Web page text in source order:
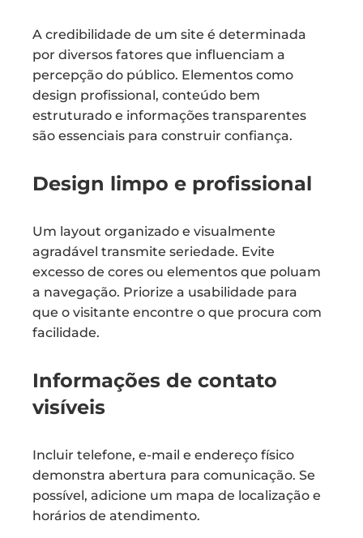
A credibilidade de um site é determinada
por diversos fatores que influenciam a
percepção do público. Elementos como
design profissional, conteúdo bem
estruturado e informações transparentes
são essenciais para construir confiança.
Design limpo e profissional
Um layout organizado e visualmente
agradável transmite seriedade. Evite
excesso de cores ou elementos que poluam
a navegação. Priorize a usabilidade para
que o visitante encontre o que procura com
facilidade.
Informações de contato
visíveis
Incluir telefone, e-mail e endereço físico
demonstra abertura para comunicação. Se
possível, adicione um mapa de localização e
horários de atendimento.